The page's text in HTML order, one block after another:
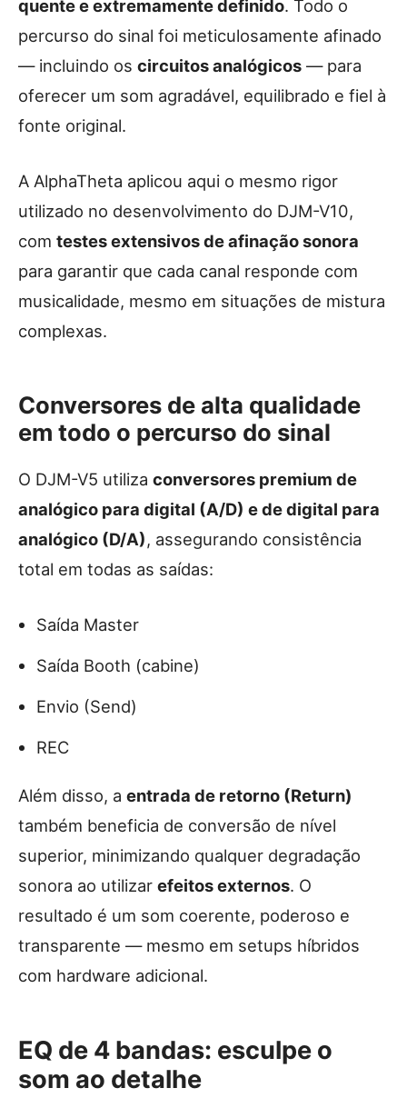
quente e extremamente definido. Todo o
percurso do sinal foi meticulosamente afinado
— incluindo os circuitos analógicos — para
oferecer um som agradável, equilibrado e fiel à
fonte original.
A AlphaTheta aplicou aqui o mesmo rigor
utilizado no desenvolvimento do DJM-V10,
com testes extensivos de afinação sonora
para garantir que cada canal responde com
musicalidade, mesmo em situações de mistura
complexas.
Conversores de alta qualidade
em todo o percurso do sinal
O DJM-V5 utiliza conversores premium de
analógico para digital (A/D) e de digital para
analógico (D/A), assegurando consistência
total em todas as saídas:
Saída Master
Saída Booth (cabine)
Envio (Send)
REC
Além disso, a entrada de retorno (Return)
também beneficia de conversão de nível
superior, minimizando qualquer degradação
sonora ao utilizar efeitos externos. O
resultado é um som coerente, poderoso e
transparente — mesmo em setups híbridos
com hardware adicional.
EQ de 4 bandas: esculpe o
som ao detalhe